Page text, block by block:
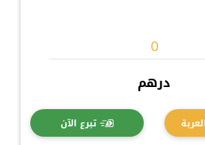
درهم
تبرع الآن